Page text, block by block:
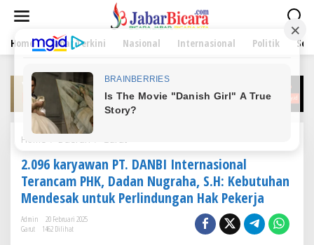
t
Home Jabar Terkini Nasional Internasional Politik
Home Daerah Garut
.
0
9
6
k
2.096 karyawan PT. DANBI Internasional
Terancam PHK, Dadan Nugraha, S.H: Kebutuhan
Mendesak untuk Perlindungan Hak Pekerja
Admin
20 Februari 2025
Garut
1462 Dilihat